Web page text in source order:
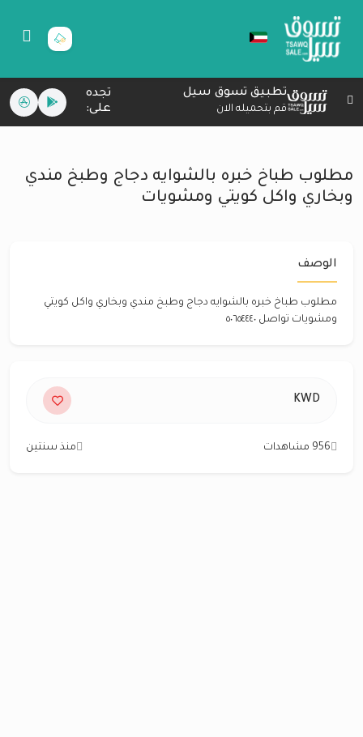
تطبيق تسوق سيل
قم بتحميله الان
تجده
على:
مطلوب طباخ خبره بالشوايه دجاج وطبخ مندي
وبخاري واكل كويتي ومشويات
الوصف
مطلوب طباخ خبره بالشوايه دجاج وطبخ مندي وبخاري واكل كويتي
ومشويات تواصل ٥٠٦٥٤٤٤٠
KWD
956 مشاهدات منذ سنتين